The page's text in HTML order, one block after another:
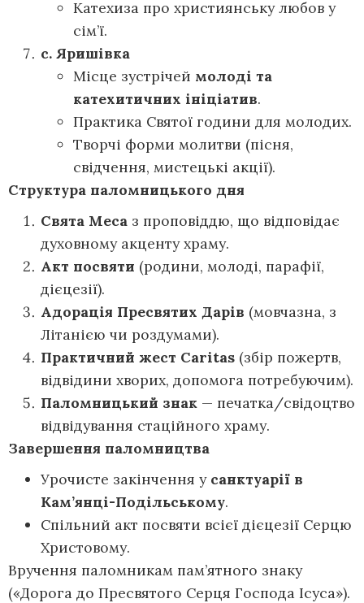
Катехиза про християнську любов у
сім’ї.
с. Яришівка
Місце зустрічей молоді та
катехитичних ініціатив.
Практика Святої години для молодих.
Творчі форми молитви (пісня,
свідчення, мистецькі акції).
Структура паломницького дня
Свята Меса з проповіддю, що відповідає
духовному акценту храму.
Акт посвяти (родини, молоді, парафії,
дієцезії).
Адорація Пресвятих Дарів (мовчазна, з
Літанією чи роздумами).
Практичний жест Caritas (збір пожертв,
відвідини хворих, допомога потребуючим).
Паломницький знак — печатка/свідоцтво
відвідування стаційного храму.
Завершення паломництва
Урочисте закінчення у санктуарії в
Кам’янці-Подільському.
Спільний акт посвяти всієї дієцезії Серцю
Христовому.
Вручення паломникам пам’ятного знаку
(«Дорога до Пресвятого Серця Господа Ісуса»).